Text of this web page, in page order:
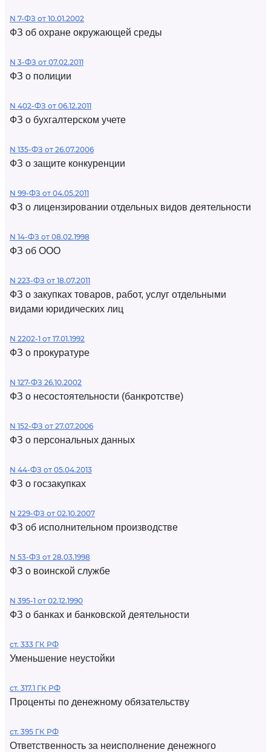
N 7-ФЗ от 10.01.2002
ФЗ об охране окружающей среды
N 3-ФЗ от 07.02.2011
ФЗ о полиции
N 402-ФЗ от 06.12.2011
ФЗ о бухгалтерском учете
N 135-ФЗ от 26.07.2006
ФЗ о защите конкуренции
N 99-ФЗ от 04.05.2011
ФЗ о лицензировании отдельных видов деятельности
N 14-ФЗ от 08.02.1998
ФЗ об ООО
N 223-ФЗ от 18.07.2011
ФЗ о закупках товаров, работ, услуг отдельными
видами юридических лиц
N 2202-1 от 17.01.1992
ФЗ о прокуратуре
N 127-ФЗ 26.10.2002
ФЗ о несостоятельности (банкротстве)
N 152-ФЗ от 27.07.2006
ФЗ о персональных данных
N 44-ФЗ от 05.04.2013
ФЗ о госзакупках
N 229-ФЗ от 02.10.2007
ФЗ об исполнительном производстве
N 53-ФЗ от 28.03.1998
ФЗ о воинской службе
N 395-1 от 02.12.1990
ФЗ о банках и банковской деятельности
ст. 333 ГК РФ
Уменьшение неустойки
ст. 317.1 ГК РФ
Проценты по денежному обязательству
ст. 395 ГК РФ
Ответственность за неисполнение денежного